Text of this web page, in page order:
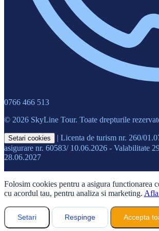
0766 466 513
© 2026 SkyLine Tour. Toate drepturile
Setari cookies | Licenta de turism nr. 260/
asigurare nr. 60583/ 10.06.2026 - Valabilitate
28.06.2027
Folosim cookies pentru a asigura functionarea
cu acordul tau, pentru analiza si marketing.
Setari Respinge Accepta